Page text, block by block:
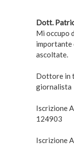
Dott.
Mi occupo
importante
ascoltate.
Dottore in
giornalista
Iscrizione
124903
Iscrizione